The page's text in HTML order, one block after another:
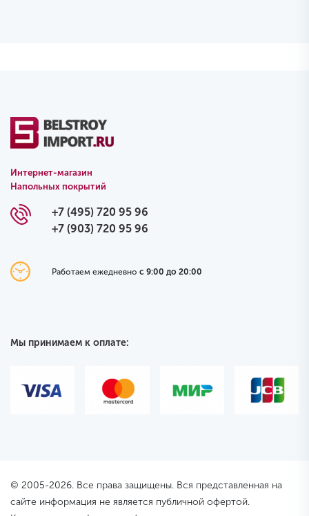
Интернет-магазин
Напольных покрытий
+7 (495) 720 95 96
+7 (903) 720 95 96
Работаем ежедневно с 9:00 до 20:00
Мы принимаем к оплате:
© 2005-2026. Все права защищены. Вся представленная на
сайте информация не является публичной офертой.